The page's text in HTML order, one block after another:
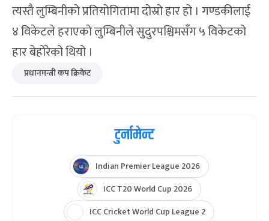
त्यस्तै लुम्बिनीको प्रतियोगितामा दोस्रो हार हो । गण्डकीलाई
४ विकेटले हराएको लुम्बिनीले सुदुरपश्चिमसँग ५ विकेटको
हार बेहोरेको थियो ।
प्रधानमन्त्री कप क्रिकेट
टुर्नामेन्ट
Indian Premier League 2026
ICC T20 World Cup 2026
ICC Cricket World Cup League 2